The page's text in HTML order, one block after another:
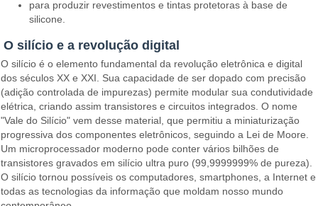
para produzir revestimentos e tintas protetoras à base de
silicone.
O silício e a revolução digital
O silício é o elemento fundamental da revolução eletrônica e digital
dos séculos XX e XXI. Sua capacidade de ser dopado com precisão
(adição controlada de impurezas) permite modular sua condutividade
elétrica, criando assim transistores e circuitos integrados. O nome
"Vale do Silício" vem desse material, que permitiu a miniaturização
progressiva dos componentes eletrônicos, seguindo a Lei de Moore.
Um microprocessador moderno pode conter vários bilhões de
transistores gravados em silício ultra puro (99,9999999% de pureza).
O silício tornou possíveis os computadores, smartphones, a Internet e
todas as tecnologias da informação que moldam nosso mundo